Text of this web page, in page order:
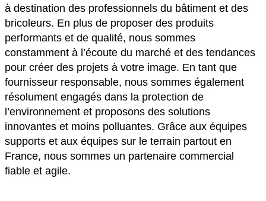
à destination des professionnels du bâtiment et des
bricoleurs. En plus de proposer des produits
performants et de qualité, nous sommes
constamment à l’écoute du marché et des tendances
pour créer des projets à votre image. En tant que
fournisseur responsable, nous sommes également
résolument engagés dans la protection de
l’environnement et proposons des solutions
innovantes et moins polluantes. Grâce aux équipes
supports et aux équipes sur le terrain partout en
France, nous sommes un partenaire commercial
fiable et agile.